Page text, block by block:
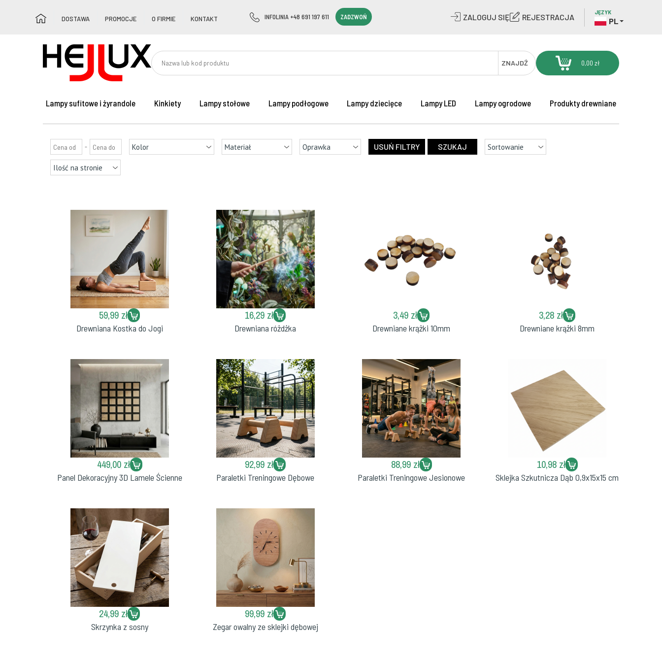
DOSTAWA PROMOCJE O FIRMIE KONTAKT INFOLINIA +48 691 197 611 ZADZWOŃ ZALOGUJ SIĘ REJESTRACJA
JĘZYK
PL
ZNAJDŹ 0,00 zł
Lampy sufitowe i żyrandole Kinkiety Lampy stołowe Lampy podłogowe Lampy dziecięce Lampy LED Lampy ogrodowe Produkty drewniane
-
59,99 zł
Drewniana Kostka do Jogi
16,29 zł
Drewniana różdżka
3,49 zł
Drewniane krążki 10mm
3,28 zł
Drewniane krążki 8mm
449,00 zł
Panel Dekoracyjny 3D Lamele Ścienne
92,99 zł
Paraletki Treningowe Dębowe
88,99 zł
Paraletki Treningowe Jesionowe
10,98 zł
Sklejka Szkutnicza Dąb 0,9x15x15 cm
24,99 zł
Skrzynka z sosny
99,99 zł
Zegar owalny ze sklejki dębowej